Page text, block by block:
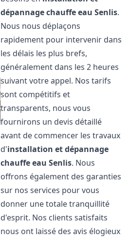
dépannage chauffe eau Senlis.
Nous nous déplaçons
rapidement pour intervenir dans
les délais les plus brefs,
généralement dans les 2 heures
suivant votre appel. Nos tarifs
sont compétitifs et
transparents, nous vous
fournirons un devis détaillé
avant de commencer les travaux
d'installation et dépannage
chauffe eau Senlis. Nous
offrons également des garanties
sur nos services pour vous
donner une totale tranquillité
d'esprit. Nos clients satisfaits
nous ont laissé des avis élogieux